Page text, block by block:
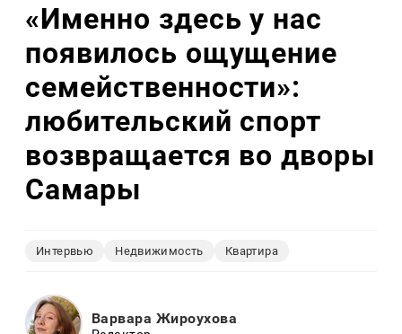
«Именно здесь у нас
появилось ощущение
семейственности»:
любительский спорт
возвращается во дворы
Самары
Интервью Недвижимость Квартира
Варвара Жироухова